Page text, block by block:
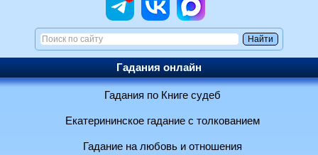
Гадания онлайн
Гадания по Книге судеб
Екатерининское гадание с толкованием
Гадание на любовь и отношения